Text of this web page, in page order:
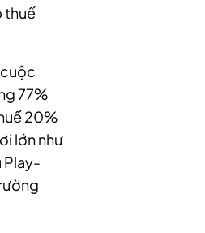
thuế
77%
20%
lớn như
Play-